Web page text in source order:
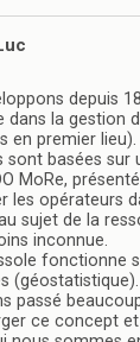
depuis
dans la gestion
en premier
sont basées
MoRe,
les opérateurs
sujet de la
inconnue.
fonctionne
(géostatistique).
passé
ce concept